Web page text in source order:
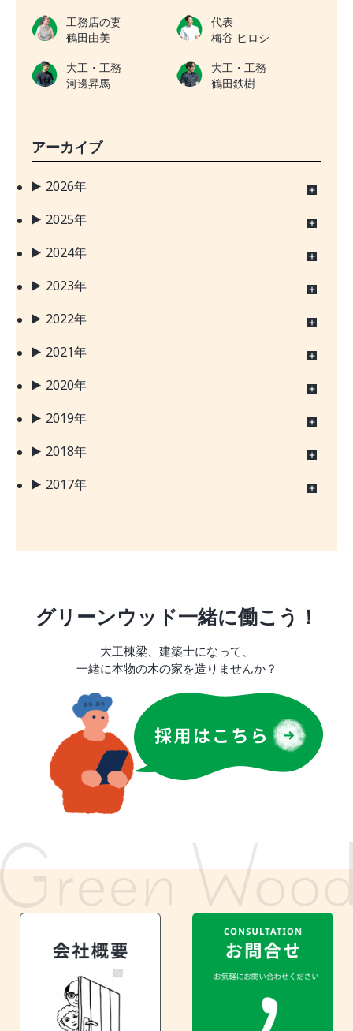
工務店の妻
鶴田由美
代表
梅谷 ヒロシ
大工・工務
河邊昇馬
大工・工務
鶴田鉄樹
アーカイブ
2026年
2025年
2024年
2023年
2022年
2021年
2020年
2019年
2018年
2017年
グリーンウッド一緒に働こう！
大工棟梁、建築士になって、
一緒に本物の木の家を造りませんか？